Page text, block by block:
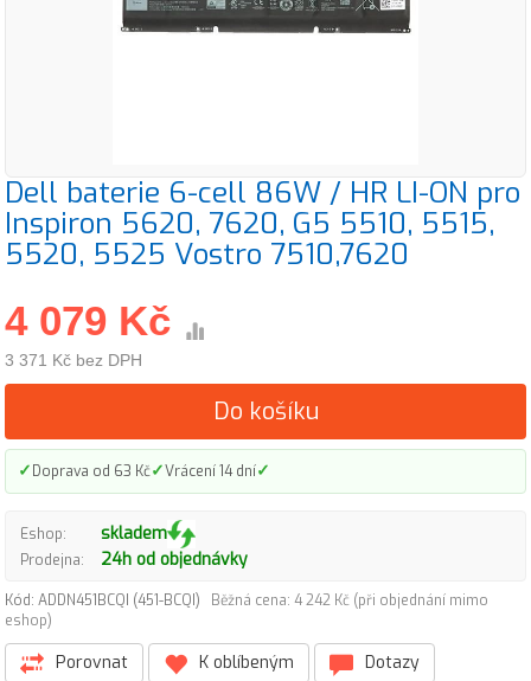
Dell baterie 6-cell 86W / HR LI-ON pro
Inspiron 5620, 7620, G5 5510, 5515,
5520, 5525 Vostro 7510,7620
4 079 Kč
3 371 Kč bez DPH
Do košíku
✓Doprava od 63 Kč✓Vrácení 14 dní✓
Eshop: skladem
Prodejna: 24h od objednávky
Kód: ADDN451BCQI (451-BCQI)
Běžná cena: 4 242 Kč (při objednání mimo
eshop)
Porovnat K oblíbeným
Dotazy